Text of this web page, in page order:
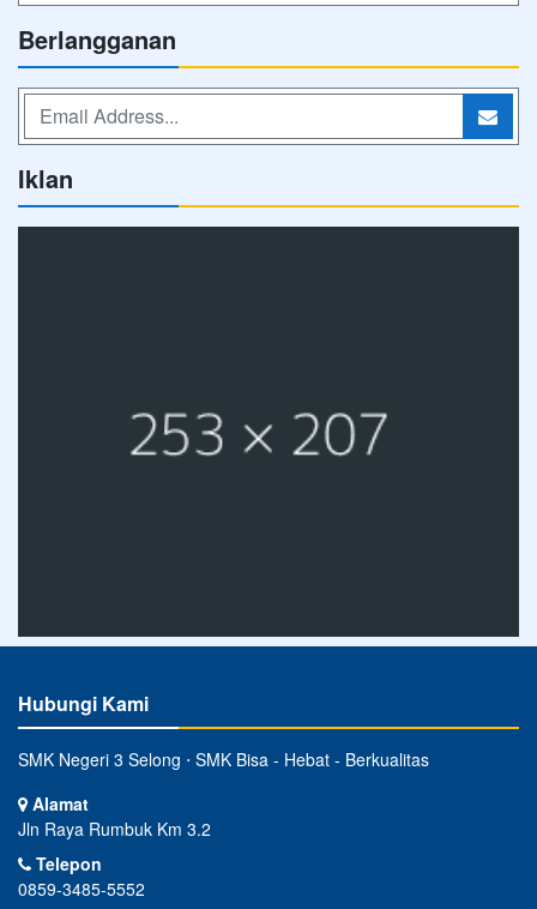
Berlangganan
Iklan
Hubungi Kami
SMK Negeri 3 Selong ⋅ SMK Bisa - Hebat - Berkualitas
Alamat
Jln Raya Rumbuk Km 3.2
Telepon
0859-3485-5552